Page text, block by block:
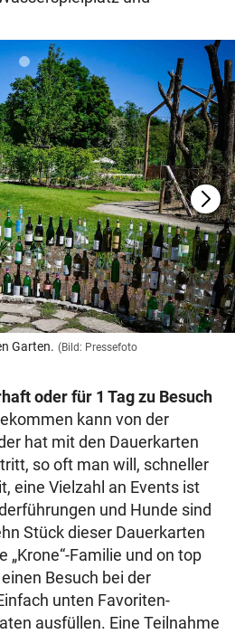
Garten. (Bild: Pressefoto
oder für 1 Tag zu Besuch
kann von der
hat mit den Dauerkarten
so oft man will, schneller
eine Vielzahl an Events ist
und Hunde sind
Stück dieser Dauerkarten
„Krone“-Familie und on top
Besuch bei der
unten Favoriten-
ausfüllen. Eine Teilnahme